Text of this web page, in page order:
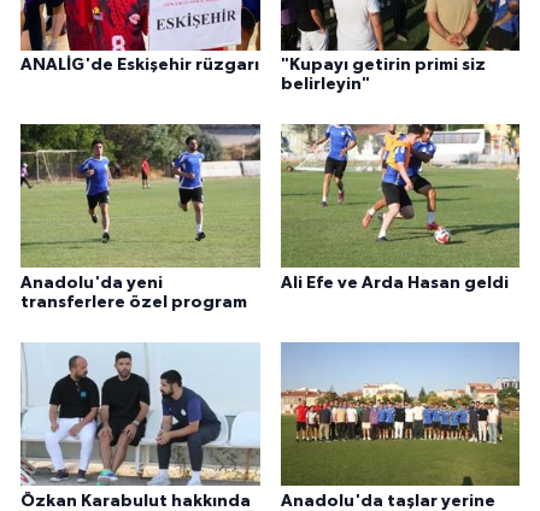
ANALİG'de Eskişehir rüzgarı
"Kupayı getirin primi siz
belirleyin"
Anadolu'da yeni
transferlere özel program
Ali Efe ve Arda Hasan geldi
Özkan Karabulut hakkında
Anadolu'da taşlar yerine